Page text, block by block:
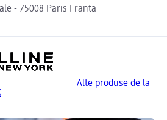
- 75008 Paris Franta
Alte produse de la